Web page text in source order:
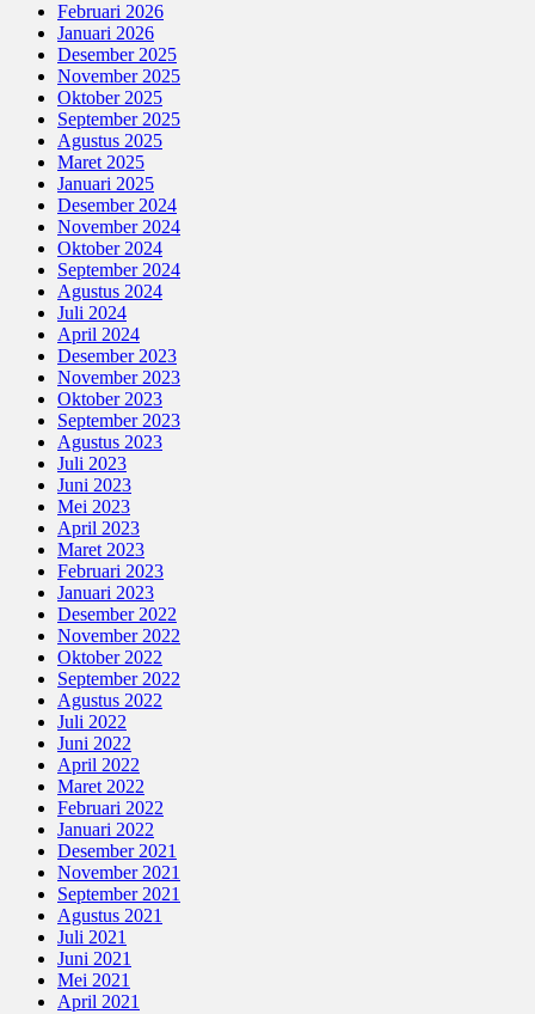
Februari 2026
Januari 2026
Desember 2025
November 2025
Oktober 2025
September 2025
Agustus 2025
Maret 2025
Januari 2025
Desember 2024
November 2024
Oktober 2024
September 2024
Agustus 2024
Juli 2024
April 2024
Desember 2023
November 2023
Oktober 2023
September 2023
Agustus 2023
Juli 2023
Juni 2023
Mei 2023
April 2023
Maret 2023
Februari 2023
Januari 2023
Desember 2022
November 2022
Oktober 2022
September 2022
Agustus 2022
Juli 2022
Juni 2022
April 2022
Maret 2022
Februari 2022
Januari 2022
Desember 2021
November 2021
September 2021
Agustus 2021
Juli 2021
Juni 2021
Mei 2021
April 2021